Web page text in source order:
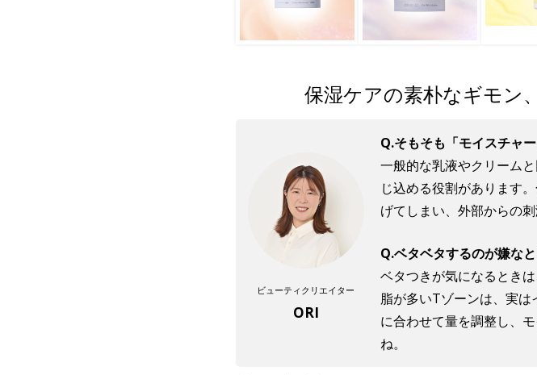
保湿ケアの素朴なギモン、
ビューティクリエイター
ORI
Q.そもそも「モイスチャ
一般的な乳液やクリーム
じ込める役割があります
げてしまい、外部からの
Q.ベタベタするのが嫌な
ベタつきが気になるとき
脂が多いTゾーンは、実
に合わせて量を調整し、
ね。